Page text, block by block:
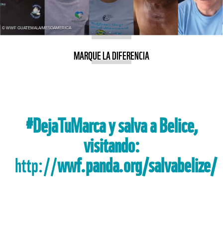
© WWF GUATEMALA/MESOAMERICA
MARQUE LA DIFERENCIA
#DejaTuMarca y salva a Belice,
visitando:
http://wwf.panda.org/salvabelize/